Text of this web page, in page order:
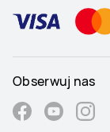
Obserwuj nas